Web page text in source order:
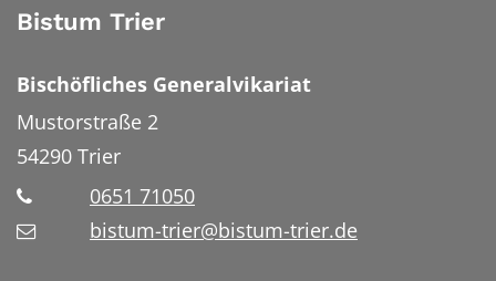
Bistum Trier
Bischöfliches Generalvikariat
Mustorstraße 2
54290 Trier
0651 71050
bistum-trier@bistum-trier.de